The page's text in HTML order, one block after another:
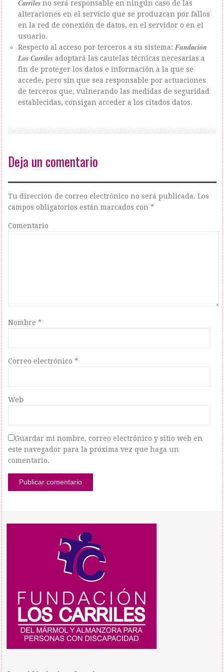
Carrilesno será responsable en ningún caso de las
alteraciones en el servicio que se produzcan por fallos
en la red de conexión de datos, en el servidor o en el
usuario.
Respecto al acceso por terceros a su sistema: Fundación
Los Carrilesadoptará las cautelas técnicas necesarias a
fin de proteger los datos e información a la que se
accede, pero sin que sea responsable por actuaciones
de terceros que, vulnerando las medidas de seguridad
establecidas, consigan acceder a los citados datos.
Deja un comentario
Tu dirección de correo electrónico no será publicada. Los
campos obligatorios están marcados con*
Comentario
Nombre*
Correo electrónico*
Web
Guardar mi nombre, correo electrónico y sitio web en
este navegador para la próxima vez que haga un
comentario.